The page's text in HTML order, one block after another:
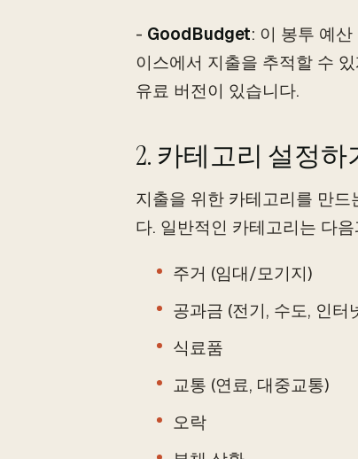
- GoodBudget: 이 봉투 예
이스에서 지출을 추적할 수
유료 버전이 있습니다.
2. 카테고리 설정하
지출을 위한 카테고리를 만
다. 일반적인 카테고리는 다
주거 (임대/모기지)
공과금 (전기, 수도, 인터
식료품
교통 (연료, 대중교통)
오락